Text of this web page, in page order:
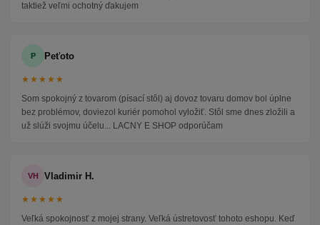
taktiež veľmi ochotný ďakujem
P Peťoto
★★★★★
Som spokojný z tovarom (písací stôl) aj dovoz tovaru domov bol úplne
bez problémov, doviezol kuriér pomohol vyložiť. Stôl sme dnes zložili a
už slúži svojmu účelu... LACNY E SHOP odporúčam
VH Vladimir H.
★★★★★
Veľká spokojnosť z mojej strany. Veľká ústretovosť tohoto eshopu. Keď